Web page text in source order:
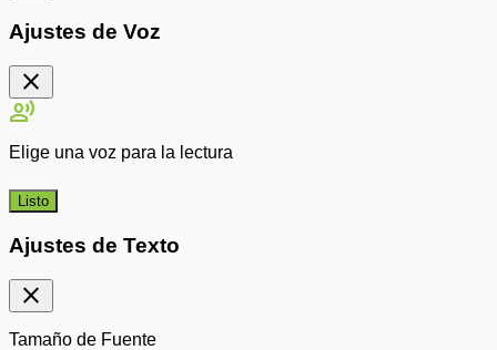
Ajustes de Voz
close
record_voice_over
Elige una voz para la lectura
Listo
Ajustes de Texto
close
Tamaño de Fuente